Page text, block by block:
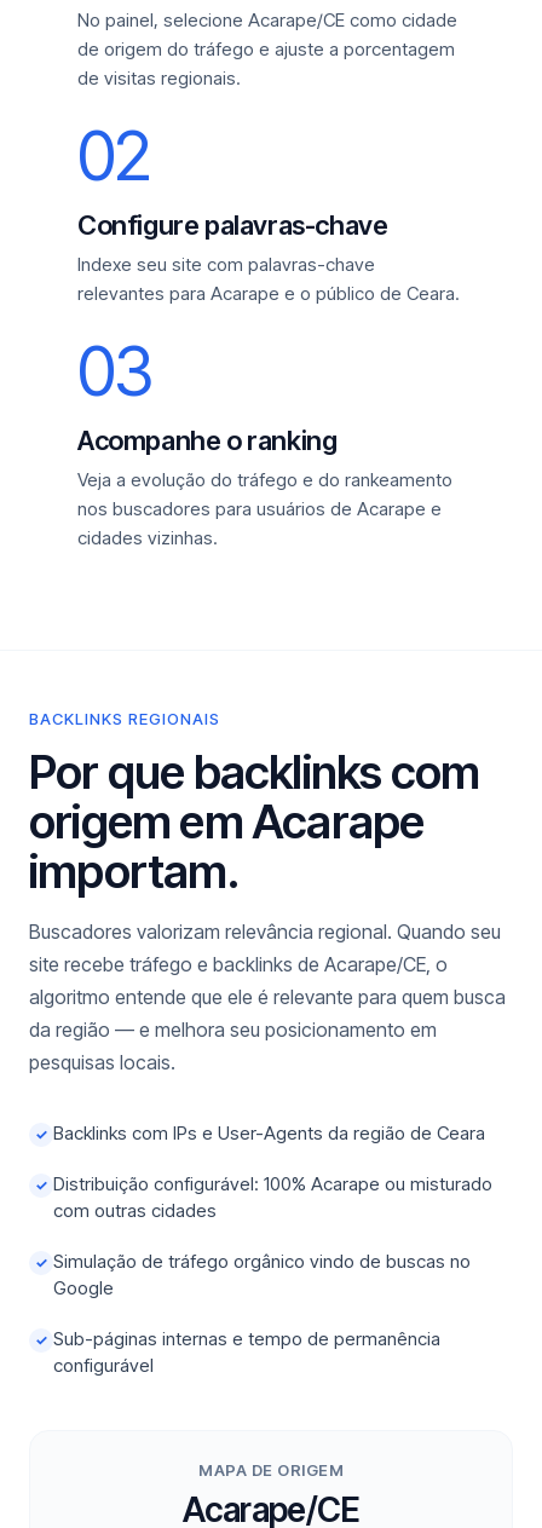
No painel, selecione Acarape/CE como cidade
de origem do tráfego e ajuste a porcentagem
de visitas regionais.
02
Configure palavras-chave
Indexe seu site com palavras-chave
relevantes para Acarape e o público de Ceara.
03
Acompanhe o ranking
Veja a evolução do tráfego e do rankeamento
nos buscadores para usuários de Acarape e
cidades vizinhas.
BACKLINKS REGIONAIS
Por que backlinks com
origem em Acarape
importam.
Buscadores valorizam relevância regional. Quando seu
site recebe tráfego e backlinks de Acarape/CE, o
algoritmo entende que ele é relevante para quem busca
da região — e melhora seu posicionamento em
pesquisas locais.
✓ Backlinks com IPs e User-Agents da região de Ceara
✓ Distribuição configurável: 100% Acarape ou misturado
com outras cidades
✓ Simulação de tráfego orgânico vindo de buscas no
Google
✓ Sub-páginas internas e tempo de permanência
configurável
MAPA DE ORIGEM
Acarape/CE